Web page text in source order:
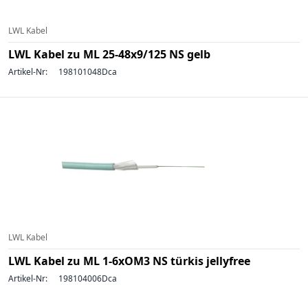
LWL Kabel
LWL Kabel zu ML 25-48x9/125 NS gelb
Artikel-Nr: 198101048Dca
LWL Kabel
LWL Kabel zu ML 1-6xOM3 NS türkis jellyfree
Artikel-Nr: 198104006Dca